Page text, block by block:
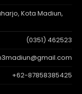
Kota Madiun,
(0351) 462523
+62-87858385425